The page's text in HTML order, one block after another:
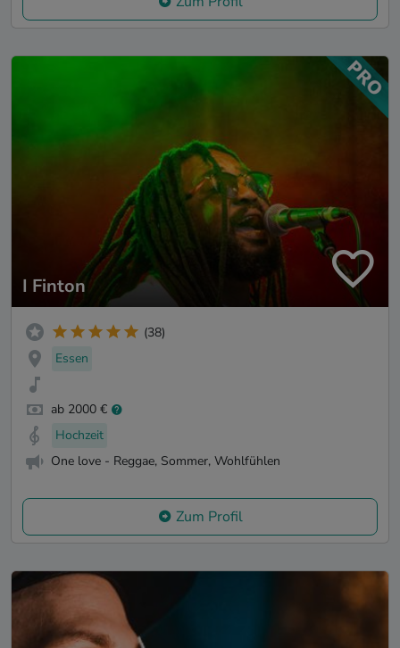
I Finton
(38)
Essen
ab 2000 €
Hochzeit
One love - Reggae, Sommer, Wohlfühlen
Zum Profil